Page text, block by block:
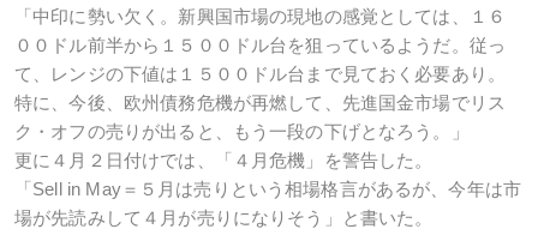
「中印に勢い欠く。新興国市場の現地の感覚としては、１６
００ドル前半から１５００ドル台を狙っているようだ。従っ
て、レンジの下値は１５００ドル台まで見ておく必要あり。
特に、今後、欧州債務危機が再燃して、先進国金市場でリス
ク・オフの売りが出ると、もう一段の下げとなろう。」
更に４月２日付けでは、「４月危機」を警告した。
「Sell in May＝５月は売りという相場格言があるが、今年は市
場が先読みして４月が売りになりそう」と書いた。